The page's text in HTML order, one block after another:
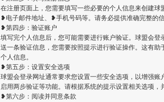
在注册页面上，您需要填写一些必要的个人信息来创建球
❥电子邮件地址、❥手机号码等。请务必提供准确完整的
❥第四步：验证账户
填写完个人信息后，您可能需要进行账户验证。球盟会
送一条验证信息，您需要按照提示进行验证操作。这有
个人信息。
❥第五步：设置安全选项
球盟会登录网址通常要求您设置一些安全选项，以增强账
启用两步验证等功能。请根据系统的提示设置相关选项，
❥第六步：阅读并同意条款